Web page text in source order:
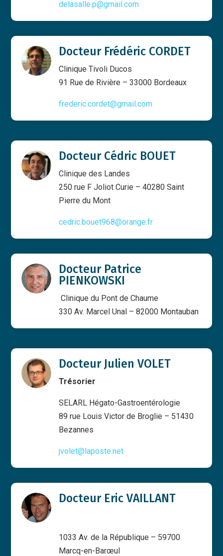
delasalle.p@gmail.com
Docteur Frédéric CORDET
Clinique Tivoli Ducos
91 Rue de Rivière – 33000 Bordeaux
frederic.cordet@gmail.com
Docteur Cédric BOUET
Clinique des Landes
250 rue F Joliot Curie – 40280 Saint
Pierre du Mont
cedric.bouet968@orange.fr
Docteur Patrice
PIENKOWSKI
Clinique du Pont de Chaume
330 Av. Marcel Unal – 82000 Montauban
Docteur Julien VOLET
Trésorier
SELARL Hégato-Gastroentérologie
89 rue Louis Victor de Broglie – 51430
Bezannes
jvolet@laposte.net
Docteur Eric VAILLANT
1033 Av. de la République – 59700
Marcq-en-Barœul